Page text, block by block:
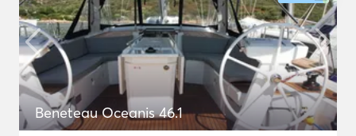
Beneteau Oceanis 46.1